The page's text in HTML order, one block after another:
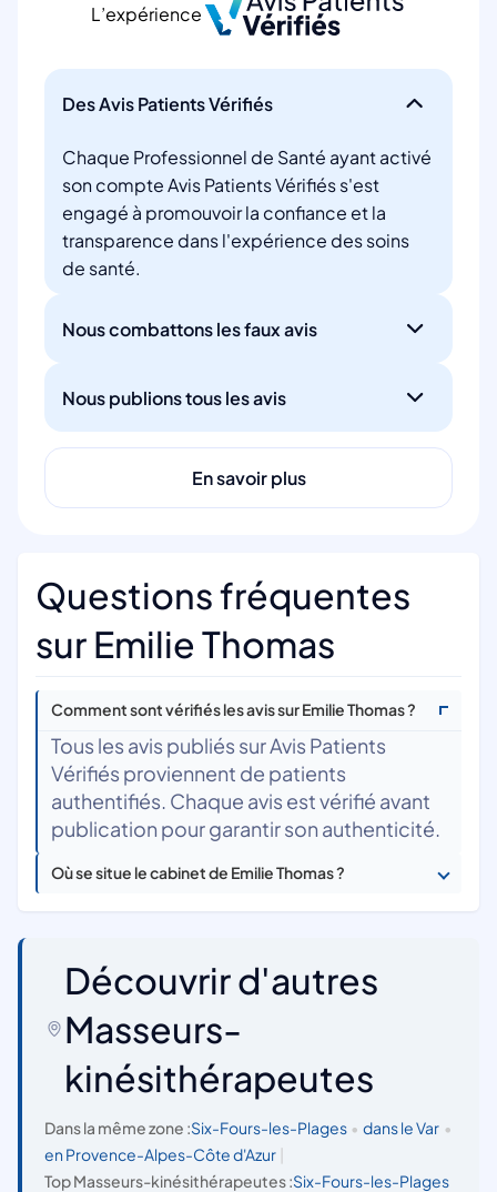
L’expérience
Des Avis Patients Vérifiés
Chaque Professionnel de Santé ayant activé
son compte Avis Patients Vérifiés s'est
engagé à promouvoir la confiance et la
transparence dans l'expérience des soins
de santé.
Nous combattons les faux avis
Nous publions tous les avis
En savoir plus
Questions fréquentes
sur Emilie Thomas
Comment sont vérifiés les avis sur Emilie Thomas ?
Tous les avis publiés sur Avis Patients
Vérifiés proviennent de patients
authentifiés. Chaque avis est vérifié avant
publication pour garantir son authenticité.
Où se situe le cabinet de Emilie Thomas ?
Découvrir d'autres
Masseurs-
kinésithérapeutes
Dans la même zone :Six-Fours-les-Plages • dans le Var •
en Provence-Alpes-Côte d'Azur
Top Masseurs-kinésithérapeutes :Six-Fours-les-Plages